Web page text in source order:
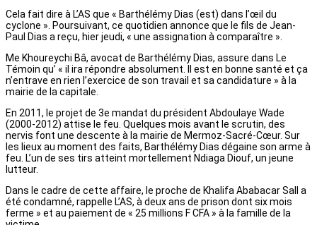
Cela fait dire à L’AS que « Barthélémy Dias (est) dans l’œil du
cyclone ». Poursuivant, ce quotidien annonce que le fils de Jean-
Paul Dias a reçu, hier jeudi, « une assignation à comparaître ».
Me Khoureychi Bâ, avocat de Barthélémy Dias, assure dans Le
Témoin qu’ « il ira répondre absolument. Il est en bonne santé et ça
n’entrave en rien l’exercice de son travail et sa candidature » à la
mairie de la capitale.
En 2011, le projet de 3e mandat du président Abdoulaye Wade
(2000-2012) attise le feu. Quelques mois avant le scrutin, des
nervis font une descente à la mairie de Mermoz-Sacré-Cœur. Sur
les lieux au moment des faits, Barthélémy Dias dégaine son arme à
feu. L’un de ses tirs atteint mortellement Ndiaga Diouf, un jeune
lutteur.
Dans le cadre de cette affaire, le proche de Khalifa Ababacar Sall a
été condamné, rappelle L’AS, à deux ans de prison dont six mois
ferme » et au paiement de « 25 millions F CFA » à la famille de la